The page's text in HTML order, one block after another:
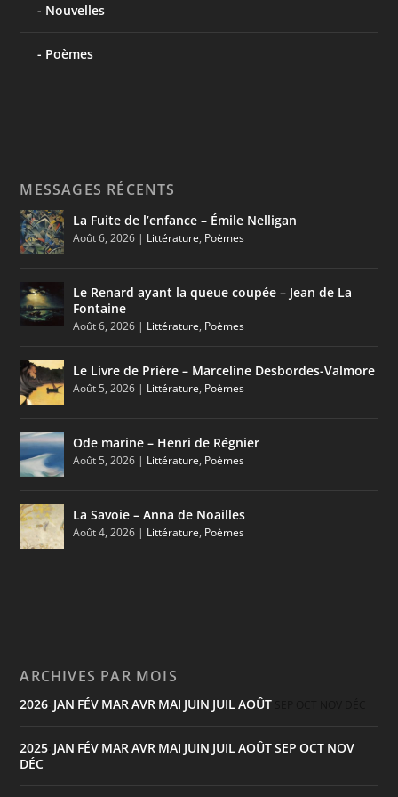
Nouvelles
Poèmes
MESSAGES RÉCENTS
La Fuite de l’enfance – Émile Nelligan
Août 6, 2026 | Littérature, Poèmes
Le Renard ayant la queue coupée – Jean de La
Fontaine
Août 6, 2026 | Littérature, Poèmes
Le Livre de Prière – Marceline Desbordes-Valmore
Août 5, 2026 | Littérature, Poèmes
Ode marine – Henri de Régnier
Août 5, 2026 | Littérature, Poèmes
La Savoie – Anna de Noailles
Août 4, 2026 | Littérature, Poèmes
ARCHIVES PAR MOIS
2026 JAN FÉV MAR AVR MAI JUIN JUIL AOÛT
2025 JAN FÉV MAR AVR MAI JUIN JUIL AOÛTSEP OCT NOV
DÉC